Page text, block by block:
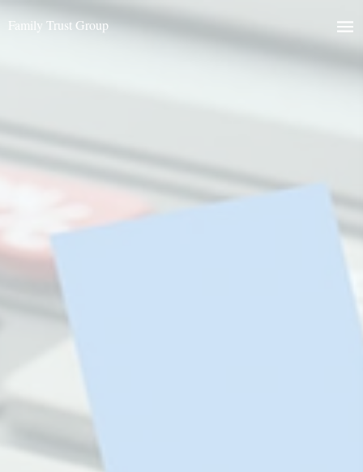
Family Trust Group